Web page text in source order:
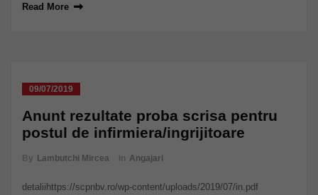
Read More
09/07/2019
Anunt rezultate proba scrisa pentru
postul de infirmiera/ingrijitoare
By Lambutchi Mircea in Angajari
detaliihttps://scpnbv.ro/wp-content/uploads/2019/07/in.pdf